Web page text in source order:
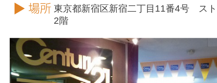
住所
東京都新宿区新宿二丁目11番4号 ス
2階